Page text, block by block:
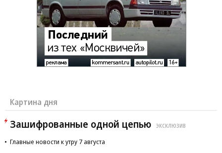
Картина дня
Зашифрованные одной цепью ЭКСКЛЮЗИВ
Главные новости к утру 7 августа